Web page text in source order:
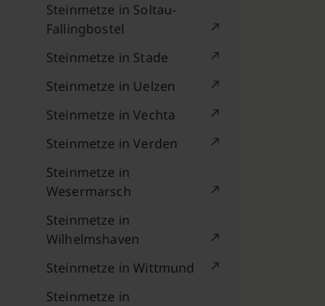
Steinmetze in Soltau-
Fallingbostel
Steinmetze in Stade
Steinmetze in Uelzen
Steinmetze in Vechta
Steinmetze in Verden
Steinmetze in
Wesermarsch
Steinmetze in
Wilhelmshaven
Steinmetze in Wittmund
Steinmetze in